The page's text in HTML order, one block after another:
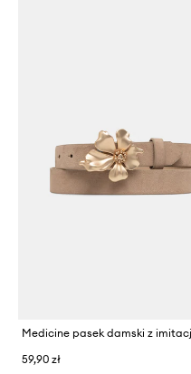
59,90 zł